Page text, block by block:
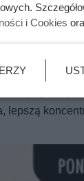
bobu. Oto
więcej niż
i Cookies